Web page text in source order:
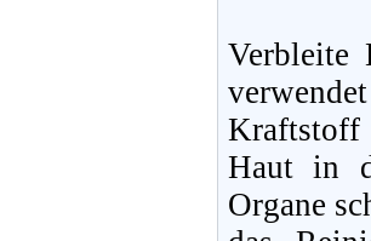
Verbleite
Haut in
Organe